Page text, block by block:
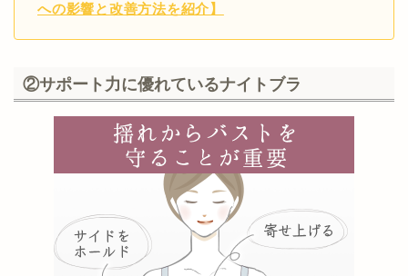
への影響と改善方法を紹介】
②サポート力に優れているナイトブラ